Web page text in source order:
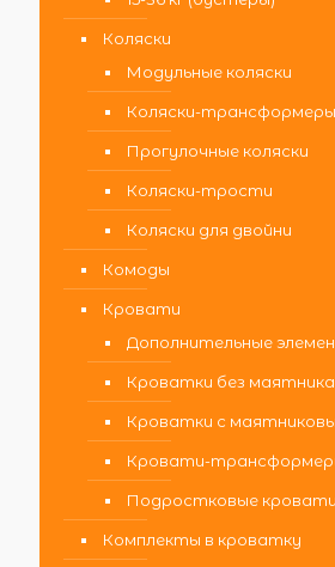
Коляски
Модульные коляски
Коляски-трансформеры
Прогулочные коляски
Коляски-трости
Коляски для двойни
Комоды
Кровати
Дополнительные
Кроватки без маятника
Кроватки с
Кровати-
Подростковые кровати
Комплекты в кроватку